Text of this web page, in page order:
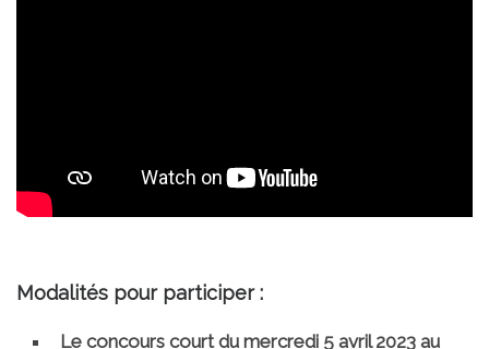
Modalités pour participer :
Le concours court du mercredi 5 avril 2023 au